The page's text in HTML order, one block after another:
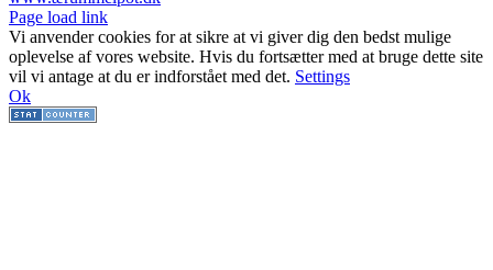
Facebook
Facebook
Facebook
Facebook
Instagram
Instagram
Instagram
LinkedIn
Page load link
Vi anvender cookies for at sikre at vi giver dig den bedst mulige
oplevelse af vores website. Hvis du fortsætter med at bruge dette site
vil vi antage at du er indforstået med det. Settings
Ok
Go